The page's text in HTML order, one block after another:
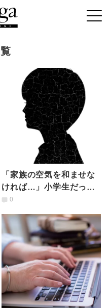
「家族の空気を和ませな
ければ…」小学生だった
ヤングケアラーの私が
【経験談】
0